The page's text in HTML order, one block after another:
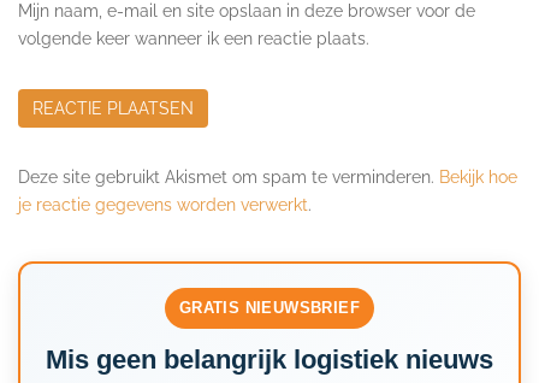
Mijn naam, e-mail en site opslaan in deze browser voor de
volgende keer wanneer ik een reactie plaats.
Deze site gebruikt Akismet om spam te verminderen. Bekijk hoe
je reactie gegevens worden verwerkt.
GRATIS NIEUWSBRIEF
Mis geen belangrijk logistiek nieuws